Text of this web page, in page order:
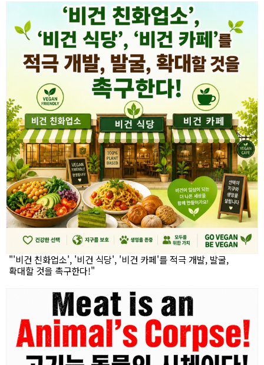
"'비건 친화업소', '비건 식당', '비건 카페'를 적극 개발, 발굴,
확대할 것을 촉구한다!"